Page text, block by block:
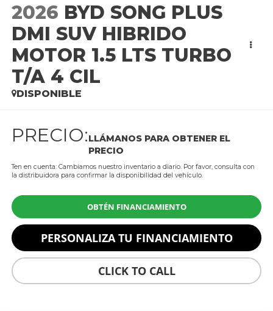
2026 BYD SONG PLUS
DMI SUV HIBRIDO
MOTOR 1.5 LTS TURBO
T/A 4 CIL
DISPONIBLE
PRECIO:LLÁMANOS PARA OBTENER EL
PRECIO
Ten en cuenta: Cambiamos nuestro inventario a diario. Por favor, consulta con
la distribuidora para confirmar la disponibilidad del vehículo.
OBTÉN FINANCIAMIENTO
PERSONALIZA TU FINANCIAMIENTO
CLICK TO CALL